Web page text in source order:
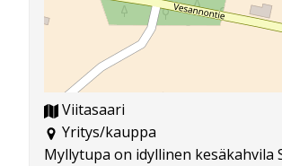
Viitasaari
Yritys/kauppa
Myllytupa on idyllinen kesäkahvila